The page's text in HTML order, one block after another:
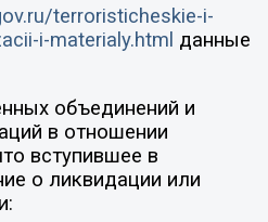
terroristicheskie-i-
i-materialy.html данные
объединений и
в отношении
вступившее в
о ликвидации или